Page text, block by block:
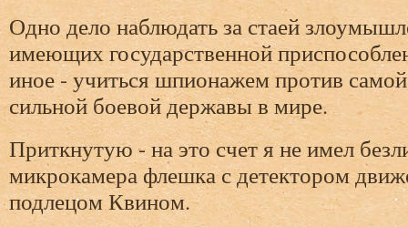
Одно дело наблюдать за стаей
имеющих государственной
иное - учиться шпионажем против
сильной боевой державы в мире.
Приткнутую - на это счет я не имел
микрокамера флешка с детектором
подлецом Квином.